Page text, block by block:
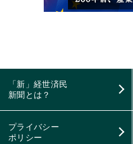
「新」経世済民
新聞とは？
プライバシー
ポリシー